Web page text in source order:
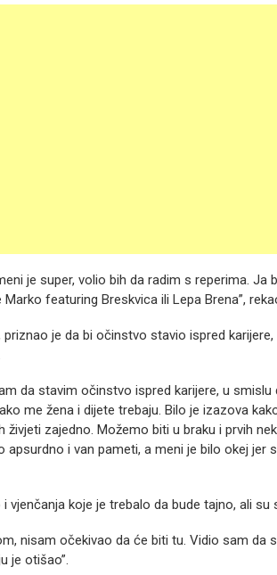
je super, volio bih da radim s reperima. Ja
featuring Breskvica ili Lepa Brena”,
je da bi očinstvo stavio ispred
da stavim očinstvo ispred karijere, u
me žena i dijete trebaju. Bilo je izazova
zajedno. Možemo biti u braku i prvih
i van pameti, a meni je bilo okej jer
vjenčanja koje je trebalo da bude tajno, ali su
nisam očekivao da će biti tu. Vidio sam da
je otišao”.